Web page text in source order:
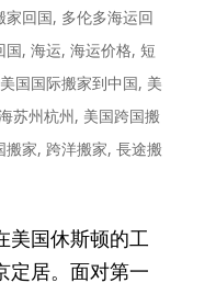
家回国, 多伦多海运回
国, 海运, 海运价格, 短
美国国际搬家到中国, 美
苏州杭州, 美国跨国搬
搬家, 跨洋搬家, 長途搬
美国休斯顿的工
定居。面对第一